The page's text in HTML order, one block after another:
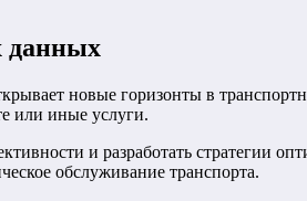
данных
новые горизонты в
или иные услуги.
и разработать стратегии
обслуживание транспорта.